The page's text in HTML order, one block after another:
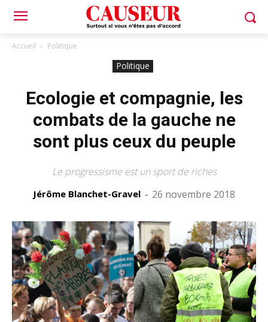
Accueil Politique
Politique
Ecologie et compagnie, les
combats de la gauche ne
sont plus ceux du peuple
Le progressisme est un sport de riches
Jérôme Blanchet-Gravel - 26 novembre 2018